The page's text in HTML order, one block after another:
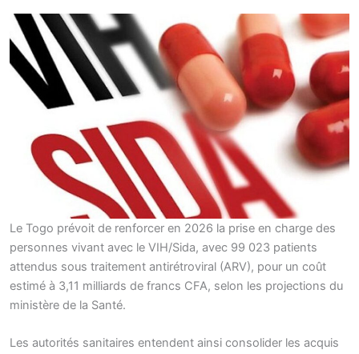
Le Togo prévoit de renforcer en 2026 la prise en charge des
personnes vivant avec le VIH/Sida, avec 99 023 patients
attendus sous traitement antirétroviral (ARV), pour un coût
estimé à 3,11 milliards de francs CFA, selon les projections du
ministère de la Santé.
Les autorités sanitaires entendent ainsi consolider les acquis